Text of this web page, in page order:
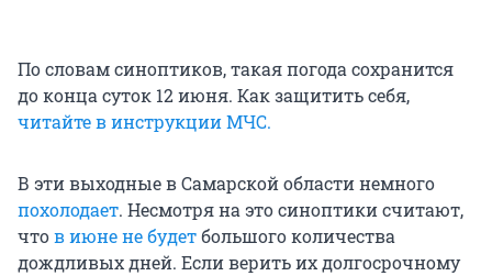
По словам синоптиков, такая погода сохранится
до конца суток 12 июня. Как защитить себя,
читайте в инструкции МЧС.
В эти выходные в Самарской области немного
похолодает. Несмотря на это синоптики считают,
чтов июне не будетбольшого количества
дождливых дней. Если верить их долгосрочному